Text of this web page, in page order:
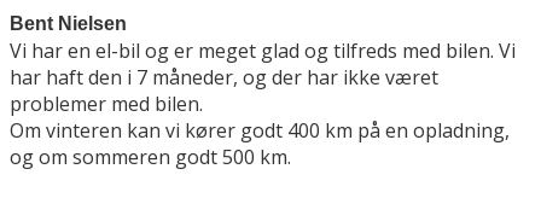
Bent Nielsen
Vi har en el-bil og er meget glad og tilfreds med bilen. Vi
har haft den i 7 måneder, og der har ikke været
problemer med bilen.
Om vinteren kan vi kører godt 400 km på en opladning,
og om sommeren godt 500 km.